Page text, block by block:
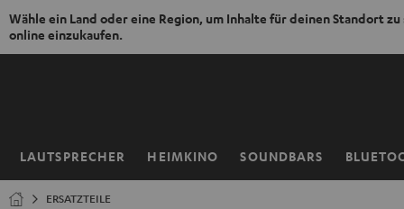
Wähle ein Land oder eine Region, um Inhalte für deinen Standort zu
online einzukaufen.
ZUM
LAUTSPRECHER HEIMKINO SOUNDBARS
Startseite
ERSATZTEILE